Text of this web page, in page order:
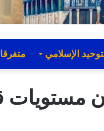
الإسلامي
مستويات